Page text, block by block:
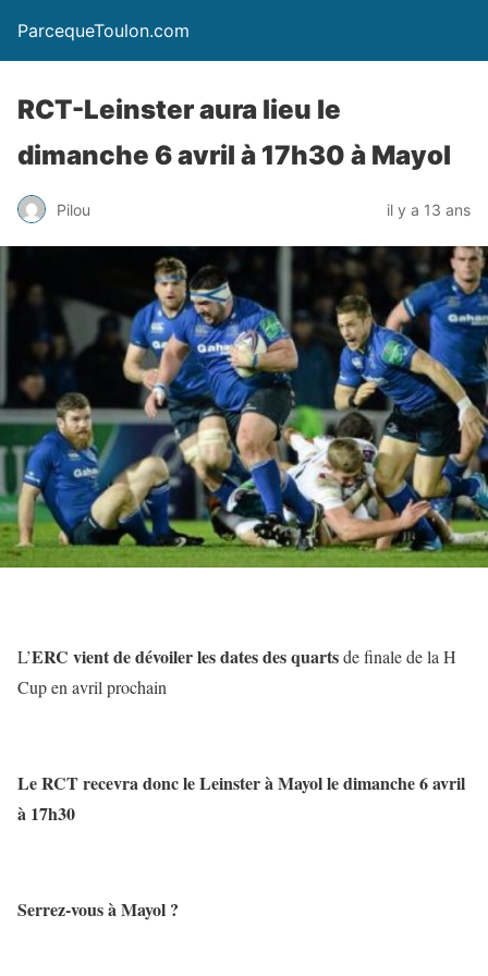
ParcequeToulon.com
RCT-Leinster aura lieu le
dimanche 6 avril à 17h30 à Mayol
Pilou il y a 13 ans
L’ERC vient de dévoiler les dates des quartsde finale de la H
Cup en avril prochain
Le RCT recevra donc le Leinster à Mayol le dimanche 6 avril
à 17h30
Serrez-vous à Mayol ?